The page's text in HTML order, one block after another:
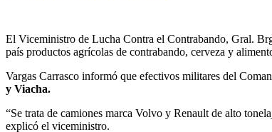
El Viceministro de Lucha Contra el Contrabando, Gral.
país productos agrícolas de contrabando, cerveza y
Vargas Carrasco informó que efectivos militares del
y Viacha.
“Se trata de camiones marca Volvo y Renault de alto
explicó el viceministro.